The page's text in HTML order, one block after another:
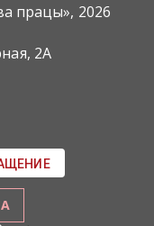
працы», 2026
2А